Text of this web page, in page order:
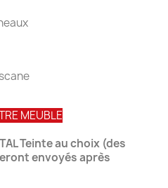
MEUBLE
Teinte au choix (des
envoyés après